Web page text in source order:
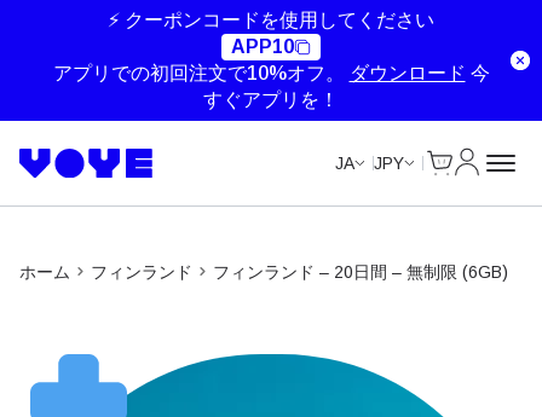
⚡ クーポンコードを使用してください
APP10
アプリでの初回注文で10%オフ。
ダウンロード 今
すぐアプリを！
JA JPY
ホーム フィンランド フィンランド – 20日間 – 無制限 (6GB)
Unlimited Data
Unlimited Data
Unlimited Data
Unlimited Data